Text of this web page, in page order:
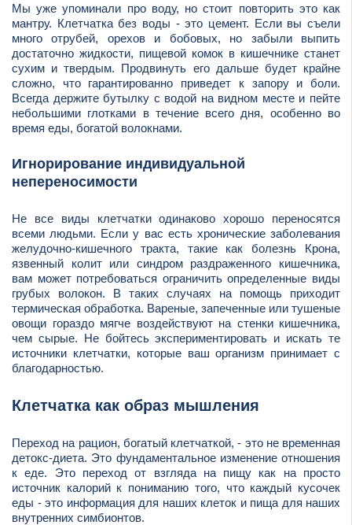
Мы уже упоминали про воду, но стоит повторить это как
мантру. Клетчатка без воды - это цемент. Если вы съели
много отрубей, орехов и бобовых, но забыли выпить
достаточно жидкости, пищевой комок в кишечнике станет
сухим и твердым. Продвинуть его дальше будет крайне
сложно, что гарантированно приведет к запору и боли.
Всегда держите бутылку с водой на видном месте и пейте
небольшими глотками в течение всего дня, особенно во
время еды, богатой волокнами.
Игнорирование индивидуальной
непереносимости
Не все виды клетчатки одинаково хорошо переносятся
всеми людьми. Если у вас есть хронические заболевания
желудочно-кишечного тракта, такие как болезнь Крона,
язвенный колит или синдром раздраженного кишечника,
вам может потребоваться ограничить определенные виды
грубых волокон. В таких случаях на помощь приходит
термическая обработка. Вареные, запеченные или тушеные
овощи гораздо мягче воздействуют на стенки кишечника,
чем сырые. Не бойтесь экспериментировать и искать те
источники клетчатки, которые ваш организм принимает с
благодарностью.
Клетчатка как образ мышления
Переход на рацион, богатый клетчаткой, - это не временная
детокс-диета. Это фундаментальное изменение отношения
к еде. Это переход от взгляда на пищу как на просто
источник калорий к пониманию того, что каждый кусочек
еды - это информация для наших клеток и пища для наших
внутренних симбионтов.